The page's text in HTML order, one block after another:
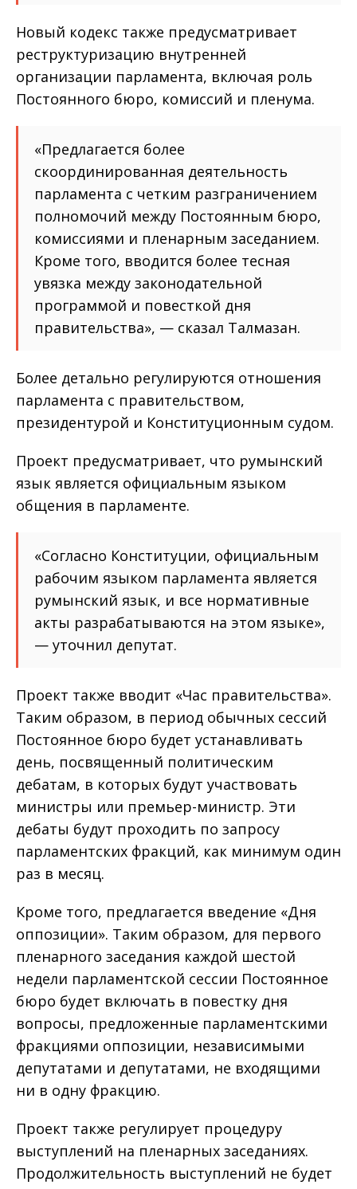
Новый кодекс также предусматривает
реструктуризацию внутренней
организации парламента, включая роль
Постоянного бюро, комиссий и пленума.
«Предлагается более
скоординированная деятельность
парламента с четким разграничением
полномочий между Постоянным бюро,
комиссиями и пленарным заседанием.
Кроме того, вводится более тесная
увязка между законодательной
программой и повесткой дня
правительства», — сказал Талмазан.
Более детально регулируются отношения
парламента с правительством,
президентурой и Конституционным судом.
Проект предусматривает, что румынский
язык является официальным языком
общения в парламенте.
«Согласно Конституции, официальным
рабочим языком парламента является
румынский язык, и все нормативные
акты разрабатываются на этом языке»,
— уточнил депутат.
Проект также вводит «Час правительства».
Таким образом, в период обычных сессий
Постоянное бюро будет устанавливать
день, посвященный политическим
дебатам, в которых будут участвовать
министры или премьер-министр. Эти
дебаты будут проходить по запросу
парламентских фракций, как минимум один
раз в месяц.
Кроме того, предлагается введение «Дня
оппозиции». Таким образом, для первого
пленарного заседания каждой шестой
недели парламентской сессии Постоянное
бюро будет включать в повестку дня
вопросы, предложенные парламентскими
фракциями оппозиции, независимыми
депутатами и депутатами, не входящими
ни в одну фракцию.
Проект также регулирует процедуру
выступлений на пленарных заседаниях.
Продолжительность выступлений не будет